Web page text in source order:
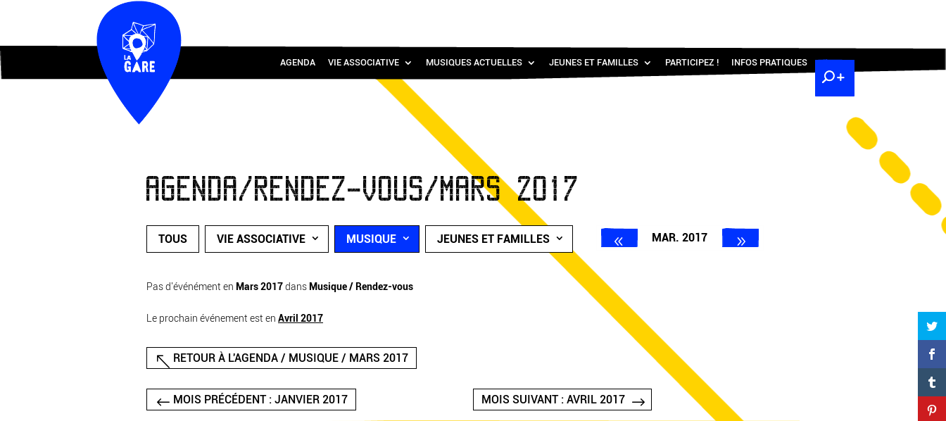
AGENDA VIE ASSOCIATIVE MUSIQUES ACTUELLES JEUNES ET FAMILLES PARTICIPEZ ! INFOS PRATIQUES
AGENDA/RENDEZ-VOUS/MARS 2017
MAR. 2017
TOUS VIE ASSOCIATIVE MUSIQUE JEUNES ET FAMILLES
Pas d'événément en Mars 2017dans Musique / Rendez-vous
Le prochain événement est en Avril 2017
RETOUR À L'AGENDA / MUSIQUE / MARS 2017
MOIS PRÉCÉDENT : JANVIER 2017 MOIS SUIVANT : AVRIL 2017